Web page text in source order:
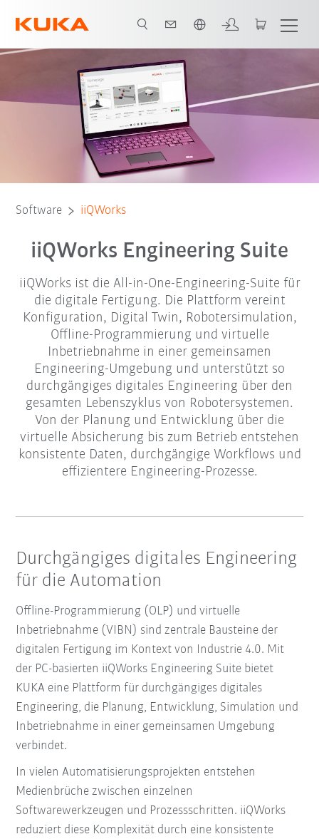
Video Funktionen Wirtschaftliche Vorteile Komplettlösung
Software iiQWorks
iiQWorks Engineering Suite
iiQWorks ist die All-in-One-Engineering-Suite für
die digitale Fertigung. Die Plattform vereint
Konfiguration, Digital Twin, Robotersimulation,
Offline-Programmierung und virtuelle
Inbetriebnahme in einer gemeinsamen
Engineering-Umgebung und unterstützt so
durchgängiges digitales Engineering über den
gesamten Lebenszyklus von Robotersystemen.
Von der Planung und Entwicklung über die
virtuelle Absicherung bis zum Betrieb entstehen
konsistente Daten, durchgängige Workflows und
effizientere Engineering-Prozesse.
Durchgängiges digitales Engineering
für die Automation
Offline-Programmierung (OLP) und virtuelle
Inbetriebnahme (VIBN) sind zentrale Bausteine der
digitalen Fertigung im Kontext von Industrie 4.0. Mit
der PC-basierten iiQWorks Engineering Suite bietet
KUKA eine Plattform für durchgängiges digitales
Engineering, die Planung, Entwicklung, Simulation und
Inbetriebnahme in einer gemeinsamen Umgebung
verbindet.
In vielen Automatisierungsprojekten entstehen
Medienbrüche zwischen einzelnen
Softwarewerkzeugen und Prozessschritten. iiQWorks
reduziert diese Komplexität durch eine konsistente